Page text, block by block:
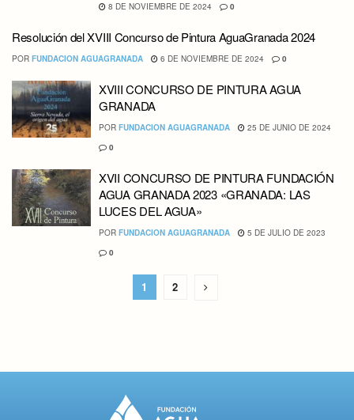
8 DE NOVIEMBRE DE 2024
0
Resolución del XVIII Concurso de Pintura AguaGranada 2024
POR FUNDACION AGUAGRANADA 6 DE NOVIEMBRE DE 2024 0
XVIII CONCURSO DE PINTURA AGUA
GRANADA
POR FUNDACION AGUAGRANADA
25 DE JUNIO DE 2024
0
XVII CONCURSO DE PINTURA FUNDACIÓN
AGUA GRANADA 2023 «GRANADA: LAS
LUCES DEL AGUA»
POR FUNDACION AGUAGRANADA
5 DE JULIO DE 2023
0
1 2